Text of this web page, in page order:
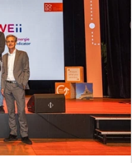
- duurzaam advies